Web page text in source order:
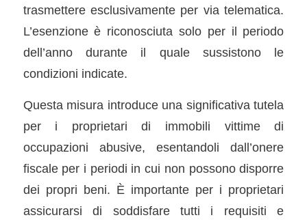
trasmettere esclusivamente per via telematica.
L’esenzione è riconosciuta solo per il periodo
dell’anno durante il quale sussistono le
condizioni indicate.
Questa misura introduce una significativa tutela
per i proprietari di immobili vittime di
occupazioni abusive, esentandoli dall’onere
fiscale per i periodi in cui non possono disporre
dei propri beni. È importante per i proprietari
assicurarsi di soddisfare tutti i requisiti e